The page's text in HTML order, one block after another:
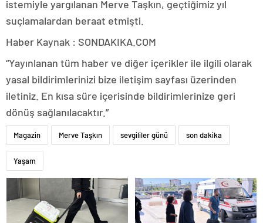
istemiyle yargılanan Merve Taşkın, geçtiğimiz yıl
suçlamalardan beraat etmişti.
Haber Kaynak : SONDAKIKA.COM
“Yayınlanan tüm haber ve diğer içerikler ile ilgili olarak
yasal bildirimlerinizi bize iletişim sayfası üzerinden
iletiniz. En kısa süre içerisinde bildirimlerinize geri
dönüş sağlanılacaktır.”
Magazin Merve Taşkın sevgililer günü son dakika
Yaşam